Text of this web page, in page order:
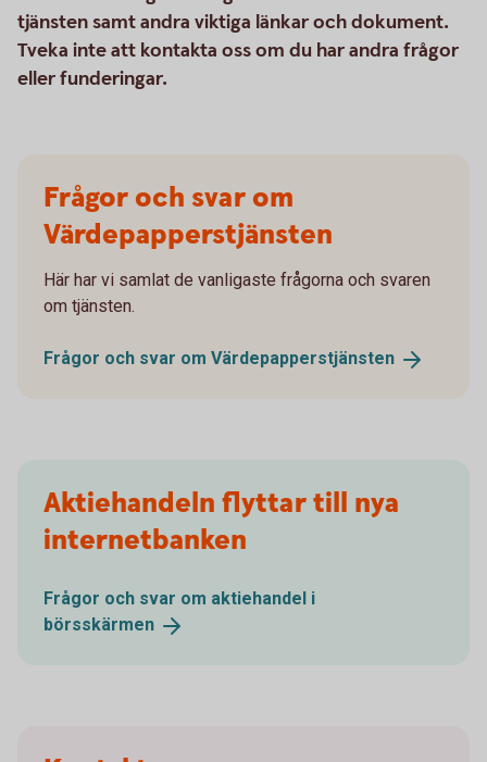
tjänsten samt andra viktiga länkar och dokument.
Tveka inte att kontakta oss om du har andra frågor
eller funderingar.
Frågor och svar om
Värdepapperstjänsten
Här har vi samlat de vanligaste frågorna och svaren
om tjänsten.
Frågor och svar om Värdepapperstjänsten
Aktiehandeln flyttar till nya
internetbanken
Frågor och svar om aktiehandel i
börsskärmen